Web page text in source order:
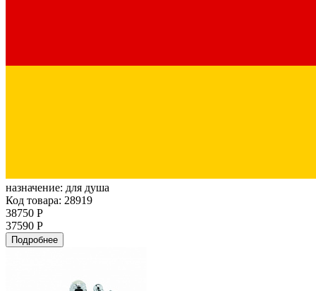
назначение: для душа
Код товара: 28919
38750 Р
37590 Р
Подробнее